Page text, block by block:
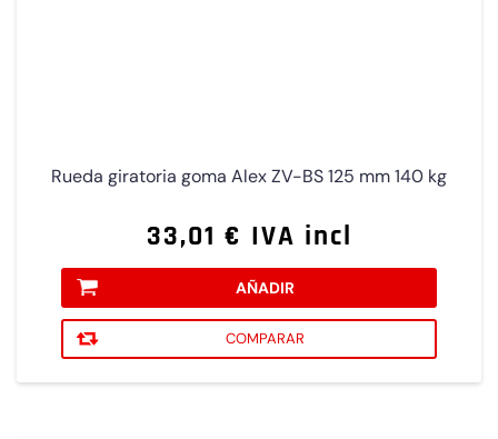
Rueda giratoria goma Alex ZV-BS 125 mm 140 kg
33,01 € IVA incl
AÑADIR
COMPARAR